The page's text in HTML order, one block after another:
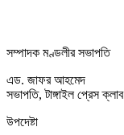
সম্পাদক মণ্ডলীর সভাপতি
এড. জাফর আহমেদ
সভাপতি, টাঙ্গাইল প্রেস ক্লাব
উপদেষ্টা